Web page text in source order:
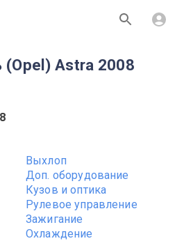
(Opel) Astra 2008
Выхлоп
Доп. оборудование
Кузов и оптика
Рулевое управление
Зажигание
Охлаждение